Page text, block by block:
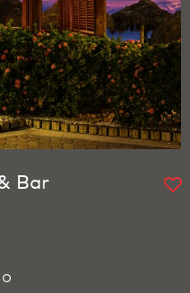
Bar